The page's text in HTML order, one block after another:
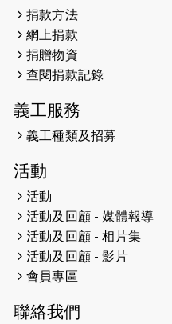
2026-04-25
2026-04-24
2026-04-23
2026-04-19
2026-04-16
猛龍長跑
（19:00
2026-04-12
捐款方法
網上捐款
捐贈物資
查閱捐款記錄
義工服務
義工種類及招募
活動
活動
活動及回顧 - 媒體報導
活動及回顧 - 相片集
活動及回顧 - 影片
會員專區
聯絡我們